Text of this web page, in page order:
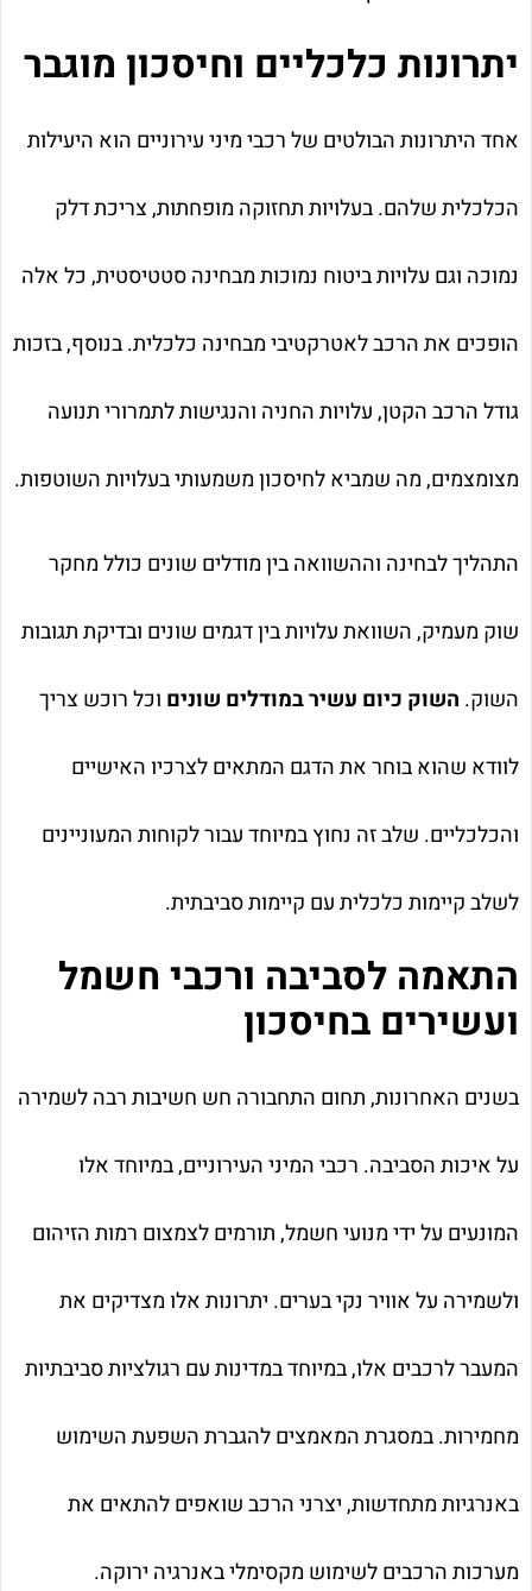
יתרונות כלכליים וחיסכון מוגבר
אחד היתרונות הבולטים של רכבי מיני עירוניים הוא היעילות
הכלכלית שלהם. בעלויות תחזוקה מופחתות, צריכת דלק
נמוכה וגם עלויות ביטוח נמוכות מבחינה סטטיסטית, כל אלה
הופכים את הרכב לאטרקטיבי מבחינה כלכלית. בנוסף, בזכות
גודל הרכב הקטן, עלויות החניה והנגישות לתמרורי תנועה
מצומצמים, מה שמביא לחיסכון משמעותי בעלויות השוטפות.
התהליך לבחינה וההשוואה בין מודלים שונים כולל מחקר
שוק מעמיק, השוואת עלויות בין דגמים שונים ובדיקת תגובות
השוק. השוק כיום עשיר במודלים שונים וכל רוכש צריך
לוודא שהוא בוחר את הדגם המתאים לצרכיו האישיים
והכלכליים. שלב זה נחוץ במיוחד עבור לקוחות המעוניינים
לשלב קיימות כלכלית עם קיימות סביבתית.
התאמה לסביבה ורכבי חשמל
ועשירים בחיסכון
בשנים האחרונות, תחום התחבורה חש חשיבות רבה לשמירה
על איכות הסביבה. רכבי המיני העירוניים, במיוחד אלו
המונעים על ידי מנועי חשמל, תורמים לצמצום רמות הזיהום
ולשמירה על אוויר נקי בערים. יתרונות אלו מצדיקים את
המעבר לרכבים אלו, במיוחד במדינות עם רגולציות סביבתיות
מחמירות. במסגרת המאמצים להגברת השפעת השימוש
באנרגיות מתחדשות, יצרני הרכב שואפים להתאים את
מערכות הרכבים לשימוש מקסימלי באנרגיה ירוקה.